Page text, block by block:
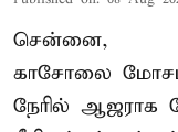
சென்னை,
காசோலை மோசடி
நேரில் ஆஜராக